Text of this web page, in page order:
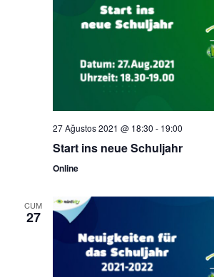
27 Ağustos 2021 @ 18:30 - 19:00
Start ins neue Schuljahr
Online
CUM
27